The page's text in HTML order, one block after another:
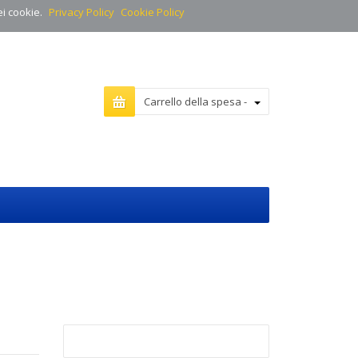
cookie. Privacy Policy Cookie Policy
Carrello della spesa -